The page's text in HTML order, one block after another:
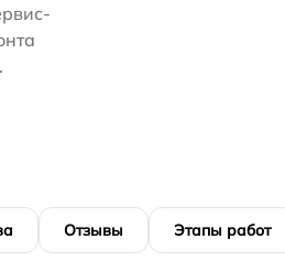
Отзывы Этапы работ